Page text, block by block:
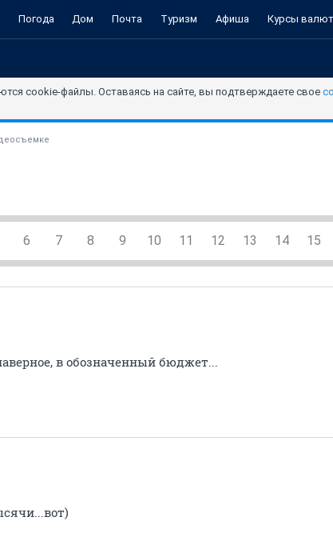
Погода Дом Почта Туризм Афиша Курсы валют
cookie-файлы. Оставаясь на сайте, вы подтверждаете свое
6 7 8 9 10 11 12 13 14 15
в обозначенный бюджет...